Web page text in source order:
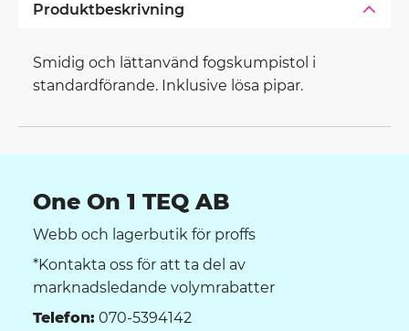
Produktbeskrivning
Smidig och lättanvänd fogskumpistol i
standardförande. Inklusive lösa pipar.
One On 1 TEQ AB
Webb och lagerbutik för proffs
*Kontakta oss för att ta del av
marknadsledande volymrabatter
Telefon: 070-5394142